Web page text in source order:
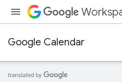
Google Calendar